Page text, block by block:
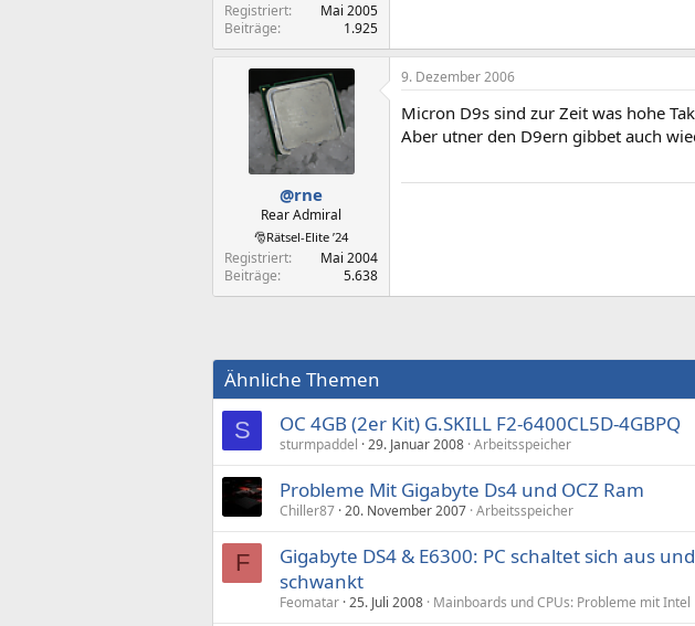
Registriert
Mai 2005
Beiträge
1.925
@rne
Rear Admiral
🎅Rätsel-Elite ’24
Registriert
Mai 2004
Beiträge
5.638
9. Dezember 2006
Micron D9s sind zur Zeit was hohe
Aber utner den D9ern gibbet auch
Ähnliche Themen
S OC 4GB (2er Kit) G.SKILL F2-6400CL5D-4GBPQ
sturmpaddel 29. Januar 2008 Arbeitsspeicher
Probleme Mit Gigabyte Ds4 und OCZ Ram
Chiller87 20. November 2007 Arbeitsspeicher
F
Gigabyte DS4 & E6300: PC schaltet sich aus
schwankt
Feomatar 25. Juli 2008 Mainboards und CPUs: Probleme mit Intel